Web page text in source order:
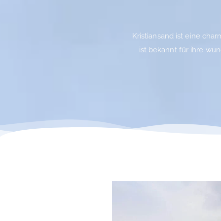
Kristiansand ist eine
ist bekannt für ihre